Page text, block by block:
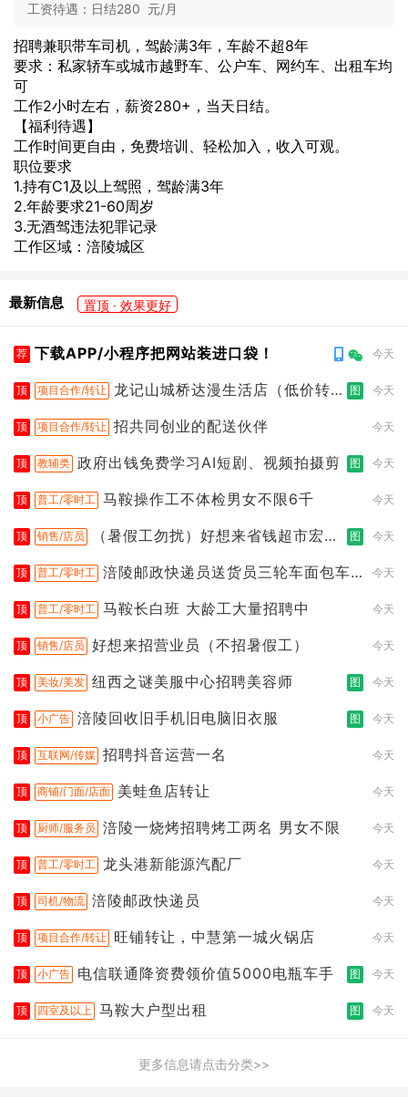
工资待遇： 日结280 元/月
招聘兼职带车司机，驾龄满3年，车龄不超8年
要求：私家轿车或城市越野车、公户车、网约车、出租车均
可
工作2小时左右，薪资280+，当天日结。
【福利待遇】
工作时间更自由，免费培训、轻松加入，收入可观。
职位要求
1.持有C1及以上驾照，驾龄满3年
2.年龄要求21-60周岁
3.无酒驾违法犯罪记录
工作区域：涪陵城区
最新信息 置顶 · 效果更好
荐 下载APP/小程序把网站装进口袋！ 今天
顶 项目合作/转让 龙记山城桥达漫生活店（低价转
图 今天
顶 项目合作/转让 招共同创业的配送伙伴 今天
顶 教辅类 政府出钱免费学习AI短剧、视频拍摄剪 图 今天
顶 普工/零时工 马鞍操作工不体检男女不限6千 今天
顶 销售/店员
（暑假工勿扰）好想来省钱超市宏声
图 今天
顶 普工/零时工 涪陵邮政快递员送货员三轮车面包车
今天
顶 普工/零时工 马鞍长白班 大龄工大量招聘中 今天
顶 销售/店员 好想来招营业员（不招暑假工） 今天
顶 美妆/美发 纽西之谜美服中心招聘美容师 图 今天
顶 小广告 涪陵回收旧手机旧电脑旧衣服 图 今天
顶 互联网/传媒 招聘抖音运营一名 今天
顶 商铺/门面/店面 美蛙鱼店转让 今天
顶 厨师/服务员 涪陵一烧烤招聘烤工两名 男女不限 今天
顶 普工/零时工 龙头港新能源汽配厂 今天
顶 司机/物流 涪陵邮政快递员 今天
顶 项目合作/转让 旺铺转让，中慧第一城火锅店 今天
顶 小广告 电信联通降资费领价值5000电瓶车手 图 今天
顶 四室及以上 马鞍大户型出租 图 今天
更多信息请点击分类>>